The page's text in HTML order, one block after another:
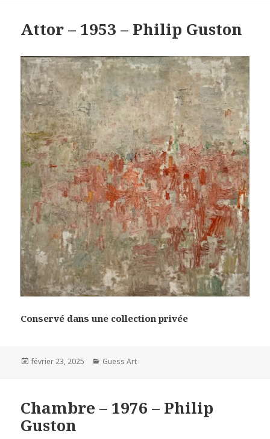
Attor – 1953 – Philip Guston
Conservé dans une collection privée
Posted
février 23, 2025 Categories
Guess Art
Chambre – 1976 – Philip
Guston